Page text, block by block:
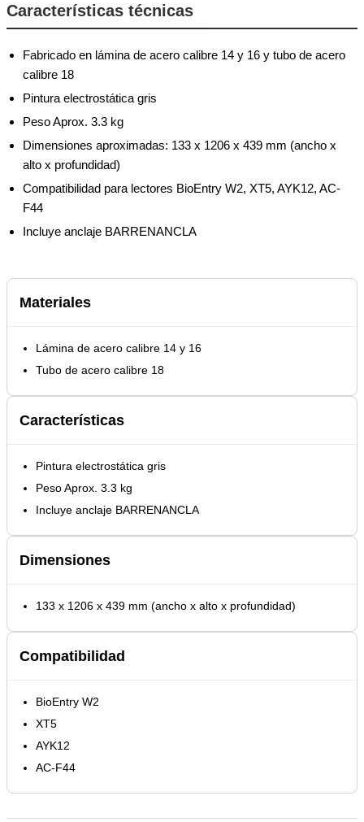
Características técnicas
Fabricado en lámina de acero calibre 14 y 16 y tubo de acero
calibre 18
Pintura electrostática gris
Peso Aprox. 3.3 kg
Dimensiones aproximadas: 133 x 1206 x 439 mm (ancho x
alto x profundidad)
Compatibilidad para lectores BioEntry W2, XT5, AYK12, AC-
F44
Incluye anclaje BARRENANCLA
Materiales
Lámina de acero calibre 14 y 16
Tubo de acero calibre 18
Características
Pintura electrostática gris
Peso Aprox. 3.3 kg
Incluye anclaje BARRENANCLA
Dimensiones
133 x 1206 x 439 mm (ancho x alto x profundidad)
Compatibilidad
BioEntry W2
XT5
AYK12
AC-F44